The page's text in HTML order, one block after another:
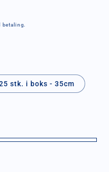
betaling.
stk. i boks - 35cm